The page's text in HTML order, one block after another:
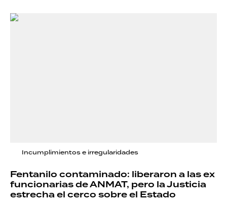
Incumplimientos e irregularidades
Fentanilo contaminado: liberaron a las ex
funcionarias de ANMAT, pero la Justicia
estrecha el cerco sobre el Estado